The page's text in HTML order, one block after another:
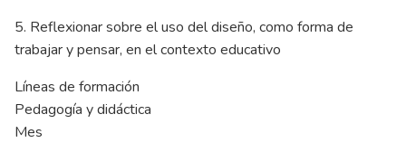
5. Reflexionar sobre el uso del diseño, como forma de
trabajar y pensar, en el contexto educativo
Líneas de formación
Pedagogía y didáctica
Mes